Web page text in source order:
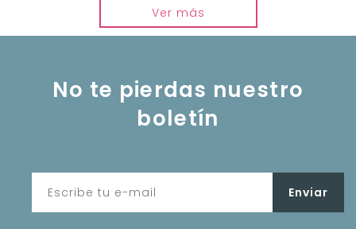
Ver más
No te pierdas nuestro
boletín